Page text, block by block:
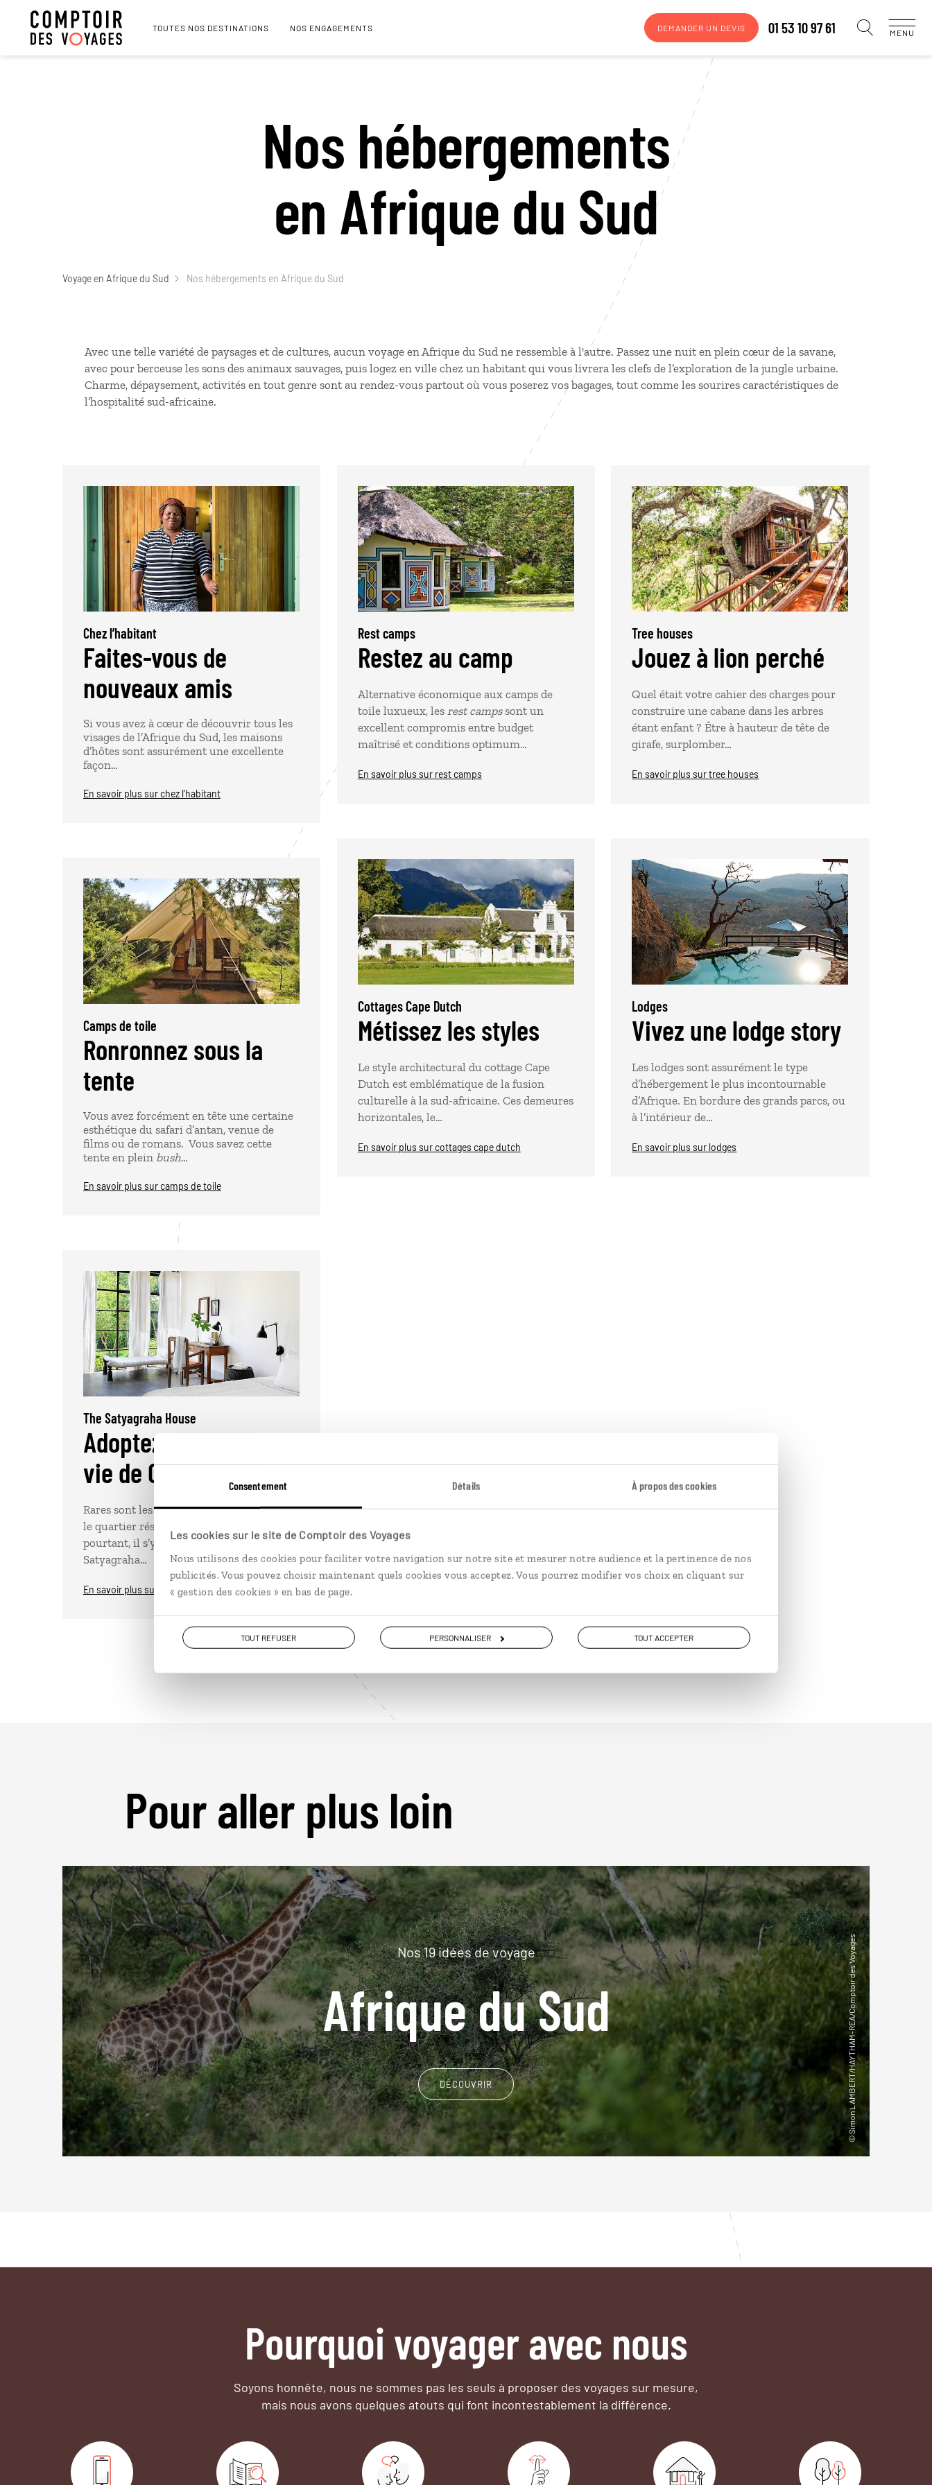
Consentement Détails À propos des cookies
Les cookies sur le site de Comptoir des Voyages
Nous utilisons des cookies pour faciliter votre navigation sur notre site et mesurer notre audience et la pertinence de nos
publicités. Vous pouvez choisir maintenant quels cookies vous acceptez. Vous pourrez modifier vos choix en cliquant sur
« gestion des cookies » en bas de page.
TOUT REFUSER PERSONNALISER TOUT ACCEPTER
TOUTES NOS DESTINATIONS NOS ENGAGEMENTS DEMANDER UN DEVIS 01 53 10 97 61 MENU
Nos hébergements
en Afrique du Sud
Voyage en Afrique du Sud Nos hébergements en Afrique du Sud
Avec une telle variété de paysages et de cultures, aucun voyage en Afrique du Sud ne ressemble à l'autre. Passez une nuit en plein cœur de la savane,
avec pour berceuse les sons des animaux sauvages, puis logez en ville chez un habitant qui vous livrera les clefs de l’exploration de la jungle urbaine.
Charme, dépaysement, activités en tout genre sont au rendez-vous partout où vous poserez vos bagages, tout comme les sourires caractéristiques de
l’hospitalité sud-africaine.
Chez l’habitant
Faites-vous de
nouveaux amis
Si vous avez à cœur de découvrir tous les
visages de l’Afrique du Sud, les maisons
d’hôtes sont assurément une excellente
façon…
En savoir plus sur chez l’habitant
Rest camps
Restez au camp
Alternative économique aux camps de
toile luxueux, les rest campssont un
excellent compromis entre budget
maîtrisé et conditions optimum…
En savoir plus sur rest camps
Tree houses
Jouez à lion perché
Quel était votre cahier des charges pour
construire une cabane dans les arbres
étant enfant ? Être à hauteur de tête de
girafe, surplomber…
En savoir plus sur tree houses
Camps de toile
Ronronnez sous la
tente
Vous avez forcément en tête une certaine
esthétique du safari d’antan, venue de
films ou de romans. Vous savez cette
tente en plein bush…
En savoir plus sur camps de toile
Cottages Cape Dutch
Métissez les styles
Le style architectural du cottage Cape
Dutch est emblématique de la fusion
culturelle à la sud-africaine. Ces demeures
horizontales, le…
En savoir plus sur cottages cape dutch
Lodges
Vivez une lodge story
Les lodges sont assurément le type
d’hébergement le plus incontournable
d’Afrique. En bordure des grands parcs, ou
à l’intérieur de…
En savoir plus sur lodges
The Satyagraha House
Adoptez le mode de
vie de Gandhi
Rares sont les voyageurs à séjourner dans
le quartier résidentiel d’Orchards et
pourtant, il s’y cache un petit bijou : The
Satyagraha…
En savoir plus sur the satyagraha house
Pour aller plus loin
Nos 19 idées de voyage
Afrique du Sud
DÉCOUVRIR
Pourquoi voyager avec nous
Soyons honnête, nous ne sommes pas les seuls à proposer des voyages sur mesure,
mais nous avons quelques atouts qui font incontestablement la différence.